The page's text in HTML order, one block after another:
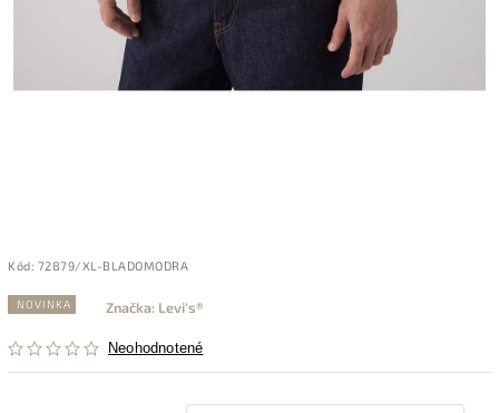
Kód: 72879/XL-BLADOMODRA
NOVINKA
Neohodnotené
Značka: Levi's®